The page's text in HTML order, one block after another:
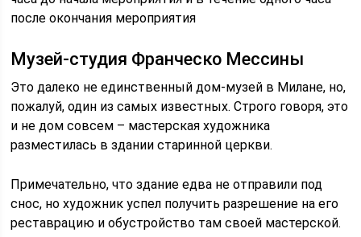
после окончания мероприятия
Музей-студия Франческо Мессины
Это далеко не единственный дом-музей в Милане, но,
пожалуй, один из самых известных. Строго говоря, это
и не дом совсем – мастерская художника
разместилась в здании старинной церкви.
Примечательно, что здание едва не отправили под
снос, но художник успел получить разрешение на его
реставрацию и обустройство там своей мастерской.